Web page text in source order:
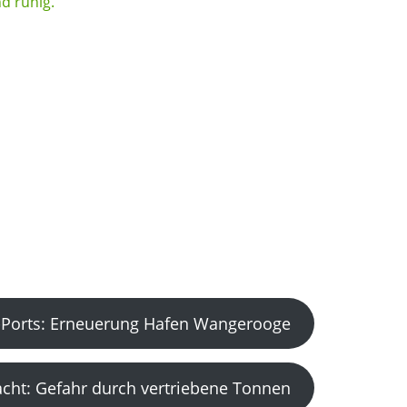
Erneuerung Hafen Wangerooge
Gefahr durch vertriebene Tonnen